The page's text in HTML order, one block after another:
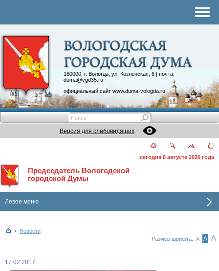
160000, г. Вологда, ул. Козленская, 6 | почта:
duma@vgd35.ru
официальный сайт www.duma-vologda.ru
Контакты
Депутатские объединения
Версия для слабовидящих
сегодня 8 августа 2026 года
Председатель Вологодской
городской Думы
Левое меню
Новости
Размер шрифта: А А А
17.02.2017